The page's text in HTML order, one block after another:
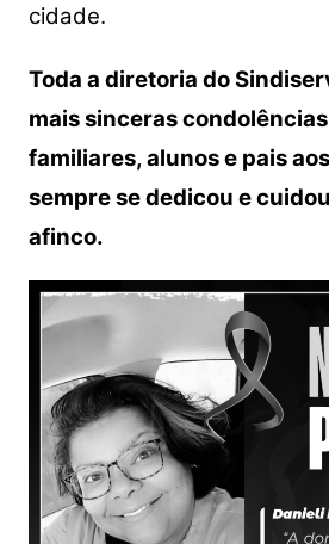
cidade.
Toda a diretoria do
mais sinceras
familiares, alunos e pais
sempre se dedicou e
afinco.